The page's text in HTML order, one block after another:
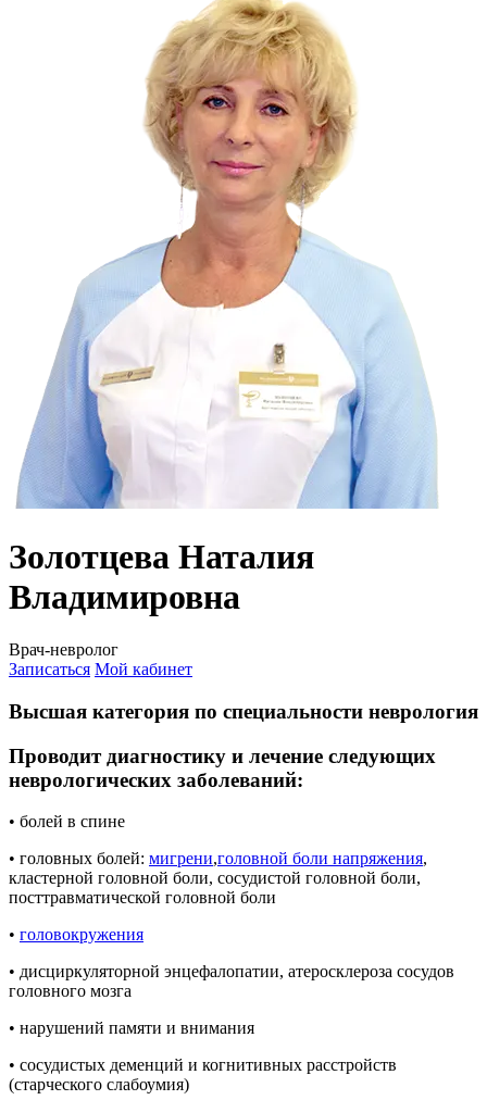
Золотцева Наталия
Владимировна
Врач-невролог
Записаться Мой кабинет
Высшая категория по специальности неврология
Проводит диагностику и лечение следующих
неврологических заболеваний:
• болей в спине
• головных болей: мигрени,головной боли напряжения,
кластерной головной боли, сосудистой головной боли,
посттравматической головной боли
• головокружения
• дисциркуляторной энцефалопатии, атеросклероза сосудов
головного мозга
• нарушений памяти и внимания
• сосудистых деменций и когнитивных расстройств
(старческого слабоумия)